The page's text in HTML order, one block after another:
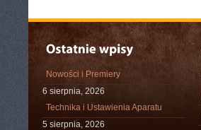
Nowości i Premiery
6 sierpnia, 2026
Technika i Ustawienia Aparatu
5 sierpnia, 2026